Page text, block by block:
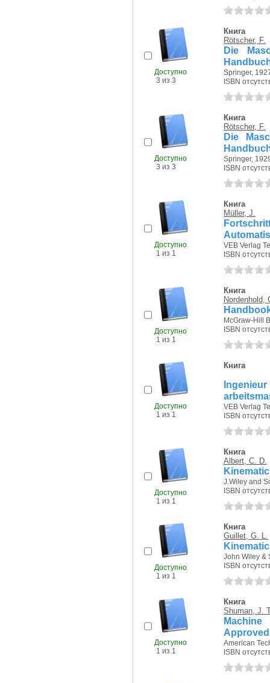
Доступно
3 из 3
Книга
Rötscher, F.
Die
Springer,
ISBN
Доступно
3 из 3
Книга
Rötscher, F.
Die
Springer,
ISBN
Доступно
1 из 1
Книга
Müller, J.
VEB Verlag
ISBN
Доступно
1 из 1
Книга
Nordenhold,
McGraw-Hill
ISBN
Доступно
1 из 1
Книга
VEB Verlag
ISBN
Доступно
1 из 1
Книга
Albert, C. D.
J.Wiley and
ISBN
Доступно
1 из 1
Книга
Guillet, G. L.
John Wiley &
ISBN
Доступно
1 из 1
Книга
Shuman, J.
American
ISBN